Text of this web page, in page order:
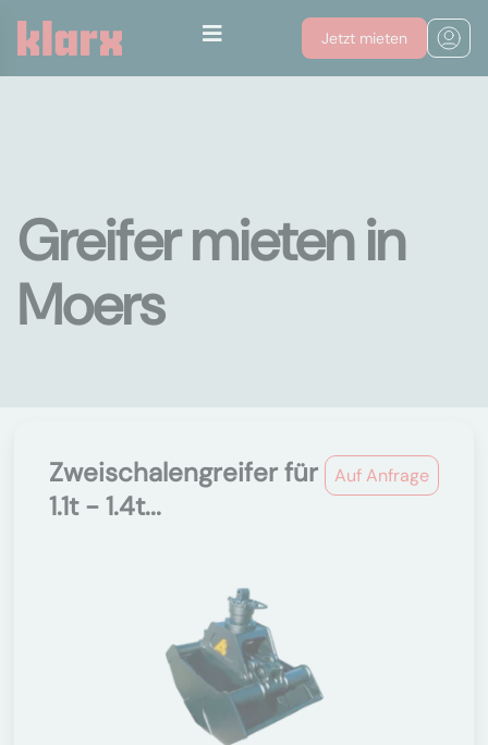
Jetzt mieten
Greifer mieten in
Moers
Auf Anfrage
Zweischalengreifer für
1.1t - 1.4t...